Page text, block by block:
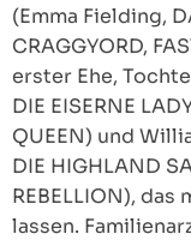
(Emma Fielding,
CRAGGYORD,
erster Ehe,
DIE EISERNE
QUEEN) und
DIE HIGHLAND
REBELLION),
lassen.